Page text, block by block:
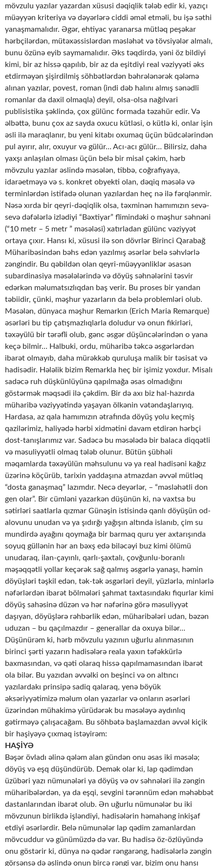
mövzulu yazılar yazardan xüsusi dəqiqlik tələb edir ki, yazıçı
müəyyən kriteriya və dəyərlərə ciddi əməl etməli, bu işə səthi
yanaşmamalıdır. Əgər, ehtiyac yaranarsa mütləq peşəkar
hərbçilərdən, mütəxəssislərdən məsləhət və tövsiyələr almalı,
bunu özünə eyib saymamalıdır. Əks təqdirdə, yəni öz bildiyi
kimi, bir az hissə qapılıb, bir az da eşitdiyi real vəziyyəti əks
etdirməyən şişirdilmiş söhbətlərdən bəhrələnərək qələmə
alınan yazılar, povest, roman (indi dəb halını almış sənədli
romanlar da daxil olmaqla) deyil, olsa-olsa nağılvari
publisistika şəklində, çox gülünc formada təzahür edir. Və
əlbəttə, bunu çox az sayda oxucu kütləsi, o kütlə ki, onlar işin
əsli ilə maraqlanır, bu yeni kitabı oxumaq üçün büdcələrindən
pul ayırır, alır, oxuyur və gülür… Acı-acı gülür… Bilirsiz, daha
yaxşı anlaşılan olması üçün belə bir misal çəkim, hərb
mövzulu yazılar əslində məsələn, tibbə, coğrafiyaya,
idarəetməyə və s. konkret obyekti olan, dəqiq məsələ və
terminlərdən istifadə olunan yazılardan heç nə ilə fərqlənmir.
Nəsə xırda bir qeyri-dəqiqlik olsa, təxminən hamımızın sevə-
sevə dəfələrlə izlədiyi “Bəxtiyar” flimindəki o məşhur səhnəni
(“10 metr – 5 metr ” məsələsi) xatırladan gülünc vəziyyət
ortaya çıxır. Hansı ki, xüsusi ilə son dövrlər Birinci Qarabağ
Müharibəsindən bəhs edən yazılmış əsərlər belə səhvlərlə
zəngindir. Bu qəbildən olan qeyri-müəyyənliklər əsasən
subardinasiya məsələlərində və döyüş səhnələrini təsvir
edərkən məlumatsızlıqdan baş verir. Bu proses bir yandan
təbiidir, çünki, məşhur yazarların da belə problemləri olub.
Məsələn, dünyaca məşhur Remarkın (Erich Maria Remarque)
əsərləri bu tip çatışmazlıqlarla doludur və onun fikirləri,
təxəyülü bir tərəfli olub, gənc əsgər düşüncələrindən o yana
keçə bilmir… Halbuki, ordu, müharibə təkcə əsgərlərdən
ibarət olmayıb, daha mürəkkəb quruluşa malik bir təsisat və
hadisədir. Hələlik bizim Remarkla heç bir işimiz yoxdur. Misalı
sadəcə ruh düşkünlüyünə qapılmağa əsas olmadığını
göstərmək məqsədi ilə çəkdim. Bir də axı biz hal-hazırda
müharibə vəziyyətində yaşayan ölkənin vətəndaşlarıyıq.
Hardasa, az qala hamımızın ətrafında döyüş yolu keçmiş
qazilərimiz, haliyədə hərbi xidmətini davam etdirən hərbçi
dost-tanışlarımız var. Sadəcə bu məsələdə bir balaca diqqətli
və məsuliyyətli olmaq tələb olunur. Bütün şübhəli
məqamlarda təxəyülün məhsulunu və ya real hadisəni kağız
üzərinə köçürüb, tarixin yaddaşına atmazdan əvvəl mütləq
“dosta ganaşmaq” lazımdır. Necə deyərlər, – “məsləhətli don
gen olar”. Bir cümləni yazarkən düşünün ki, nə vaxtsa bu
sətirləri saatlarla qızmar Günəşin istisində qanlı döyüşün od-
alovunu unudan və ya şıdırğı yağışın altında islanıb, çim su
mundirdə ayağını qoymağa bir barmaq quru yer axtarışında
soyuq güllənin hər an bəxş edə biləcəyi buz kimi ölümü
unudaraq, ilan-çayınlı, qarlı-şaxtalı, çovğunlu-boranlı
məşəqqətli yollar keçərək sağ qalmış əsgərlə yanaşı, həmin
döyüşləri təşkil edən, tək-tək əsgərləri deyil, yüzlərlə, minlərlə
nəfərlərdən ibarət bölmələri şahmat taxtasındakı fiqurlar kimi
döyüş sahəsinə düzən və hər nəfərinə görə məsuliyyət
daşıyan, döyüşlərə rəhbərlik edən, müharibələri udan, bəzən
uduzan – bu qaçılmazdır – generallar da oxuya bilər…
Düşünürəm ki, hərb mövzulu yazının uğurlu alınmasının
birinci şərti yazarın hadisələrə reala yaxın təfəkkürlə
baxmasından, və qəti olaraq hissə qapılmamasından ibarət
ola bilər. Bu yazıdan əvvəlki on beşinci və on altıncı
yazılardakı prinsipə sadiq qalaraq, yenə böyük
əksəriyyətimizə məlum olan yazarlar və onların əsərləri
üzərindən mühakimə yürüdərək bu məsələyə aydınlıq
gətirməyə çalışacağam. Bu söhbətə başlamazdan əvvəl kiçik
bir haşiyəyə çıxmaq istəyirəm:
HAŞİYƏ
Bəşər övladı əlinə qələm alan gündən onu əsas iki məsələ;
döyüş və eşq düşündürüb. Demək olar ki, lap qədimdən
üzübəri yazı nümunələri ya döyüş və ov səhnələri ilə zəngin
müharibələrdən, ya da eşqi, sevgini tərənnüm edən məhəbbət
dastanlarından ibarət olub. Ən uğurlu nümunələr bu iki
mövzunun birlikdə işləndiyi, hadisələrin həmahəng inkişaf
etdiyi əsərlərdir. Belə nümunələr lap qədim zamanlardan
mövcuddur və günümüzdə də var. Bu hadisə öz-özlüyündə
onu göstərir ki, dünya nə qədər rəngarəng, hadisələrlə zəngin
görsənsə də əslində onun bircə rəngi var, bizim onu hansı